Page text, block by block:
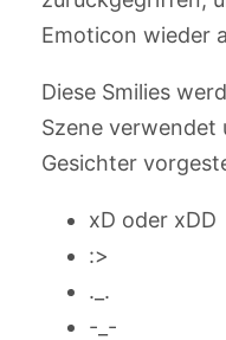
Emoticon wieder
Diese Smilies
Szene verwendet
Gesichter
xD oder xDD
:>
._.
-_-